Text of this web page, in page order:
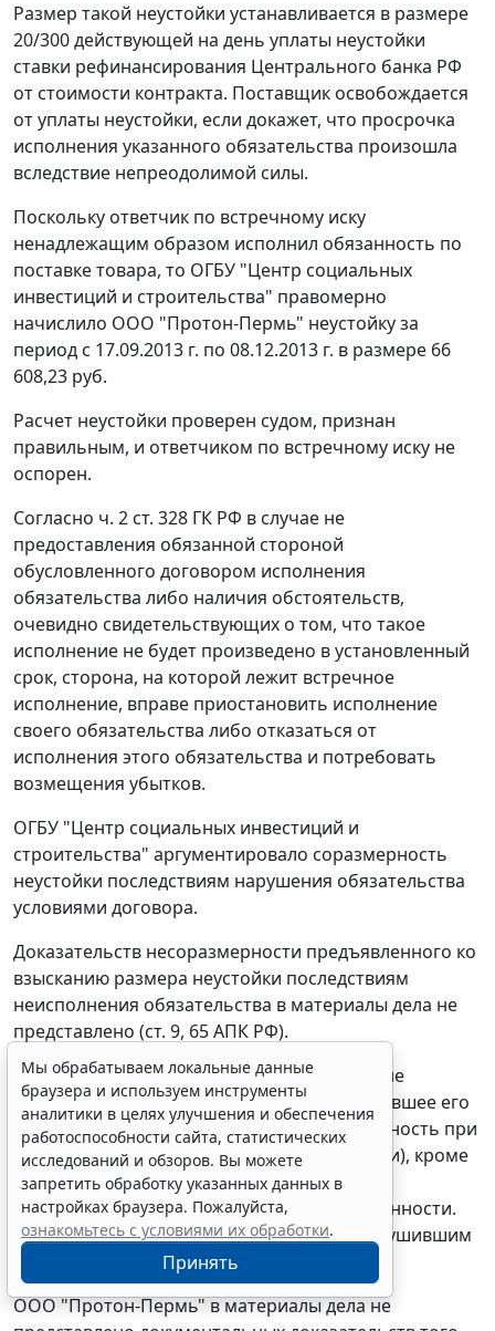
Размер такой неустойки устанавливается в размере
20/300 действующей на день уплаты неустойки
ставки рефинансирования Центрального банка РФ
от стоимости контракта. Поставщик освобождается
от уплаты неустойки, если докажет, что просрочка
исполнения указанного обязательства произошла
вследствие непреодолимой силы.
Поскольку ответчик по встречному иску
ненадлежащим образом исполнил обязанность по
поставке товара, то ОГБУ "Центр социальных
инвестиций и строительства" правомерно
начислило ООО "Протон-Пермь" неустойку за
период с 17.09.2013 г. по 08.12.2013 г. в размере 66
608,23 руб.
Расчет неустойки проверен судом, признан
правильным, и ответчиком по встречному иску не
оспорен.
Согласно ч. 2 ст. 328 ГК РФ в случае не
предоставления обязанной стороной
обусловленного договором исполнения
обязательства либо наличия обстоятельств,
очевидно свидетельствующих о том, что такое
исполнение не будет произведено в установленный
срок, сторона, на которой лежит встречное
исполнение, вправе приостановить исполнение
своего обязательства либо отказаться от
исполнения этого обязательства и потребовать
возмещения убытков.
ОГБУ "Центр социальных инвестиций и
строительства" аргументировало соразмерность
неустойки последствиям нарушения обязательства
условиями договора.
Доказательств несоразмерности предъявленного ко
взысканию размера неустойки последствиям
неисполнения обязательства в материалы дела не
представлено (ст. 9, 65АПК РФ).
В соответствии сп. 1,2 ст. 401ГК РФ лицо, не
исполнившее обязательства либо исполнившее его
ненадлежащим образом, несет ответственность при
наличии вины (умысла или неосторожности), кроме
случаев, когда законом или договором
предусмотрены иные основания ответственности.
Отсутствие вины доказывается лицом, нарушившим
ООО "Протон-Пермь" в материалы дела не
Мы обрабатываем локальные данные
браузера и используем инструменты
аналитики в целях улучшения и обеспечения
работоспособности сайта, статистических
исследований и обзоров. Вы можете
запретить обработку указанных данных в
настройках браузера. Пожалуйста,
ознакомьтесь с условиями их обработки.
Принять